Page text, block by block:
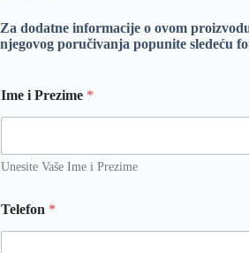
Za dodatne informacije o ovom
njegovog poručivanja popunite sledeću
Ime i Prezime *
Unesite Vaše Ime i Prezime
Telefon *